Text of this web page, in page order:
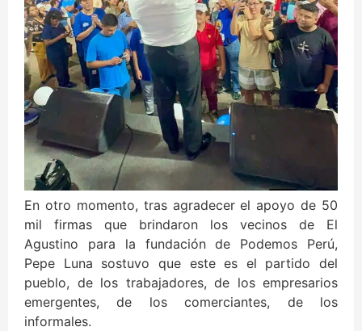
En otro momento, tras agradecer el apoyo de 50
mil firmas que brindaron los vecinos de El
Agustino para la fundación de Podemos Perú,
Pepe Luna sostuvo que este es el partido del
pueblo, de los trabajadores, de los empresarios
emergentes, de los comerciantes, de los
informales.